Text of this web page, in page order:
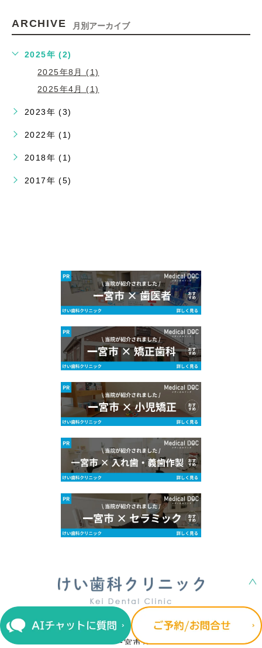
ARCHIVE 月別アーカイブ
2025年 (2)
2025年8月 (1)
2025年4月 (1)
2023年 (3)
2022年 (1)
2018年 (1)
2017年 (5)
〒491-0101 愛知県一宮市浅井町尾関字西五輪7